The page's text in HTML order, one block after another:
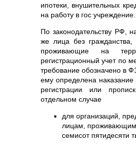
ипотеки, внушительных
на работу в гос учреждение.
По законодательству РФ,
же лица без
проживающие на
регистрационный учет по
требование обозначено в
ему определена
регистрации или
отдельном случае
для организаций,
лицам, проживающим
семисот пятидесяти